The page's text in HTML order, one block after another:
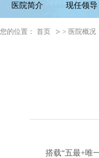
医院简介 现任领导
您的位置： 首页 > 医院概况
搭载“五最+唯